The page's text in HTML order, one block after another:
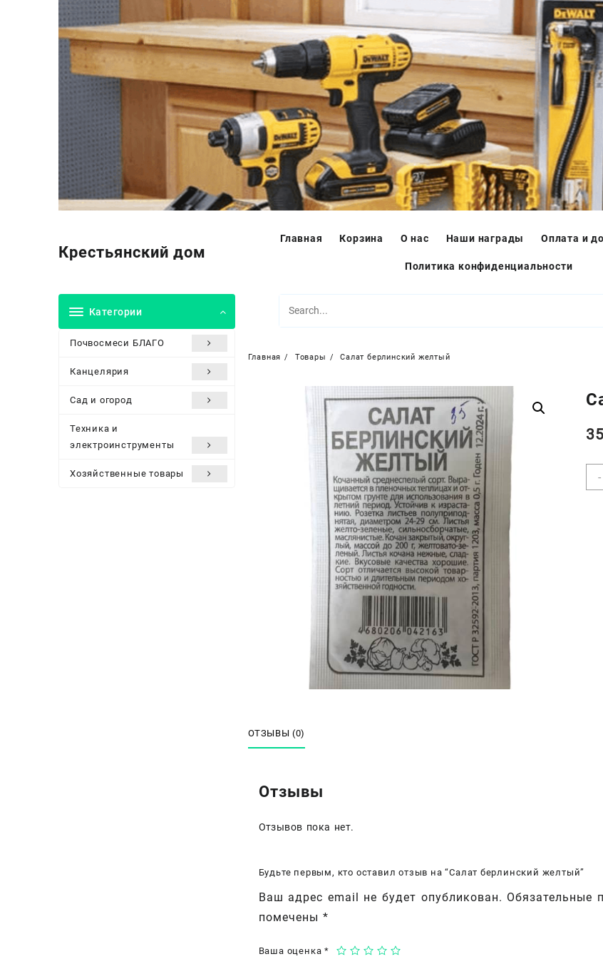
содержимому
Главная Корзина О нас Наши награды Оплата и
Политика конфиденциальности
Крестьянский дом
Категории
Почвосмеси БЛАГО
Канцелярия
Сад и огород
Техника и
электроинструменты
Хозяйственные товары
Главная Товары Салат берлинский желтый
-
ОТЗЫВЫ (0)
Отзывы
Отзывов пока нет.
Будьте первым, кто оставил отзыв на “Салат берлинский желтый”
Ваш адрес email не будет опубликован. Обязательные
помечены*
Ваша оценка*